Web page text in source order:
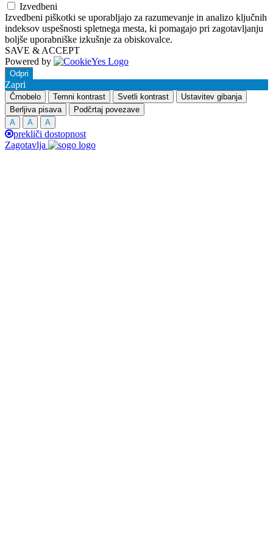
Izvedbeni
Izvedbeni piškotki se uporabljajo za razumevanje in analizo ključnih
indeksov uspešnosti spletnega mesta, ki pomagajo pri zagotavljanju
boljše uporabniške izkušnje za obiskovalce.
SAVE & ACCEPT
Powered by
Odpri
Zapri
Črnobelo Temni kontrast Svetli kontrast
Ustavitev gibanja
Berljiva pisava
Podčrtaj povezave
A
A A
prekliči dostopnost
Zagotavlja